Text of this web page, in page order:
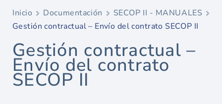
Inicio Documentación
SECOP II - MANUALES
Gestión contractual – Envío del contrato SECOP II
Gestión contractual –
Envío del contrato
SECOP II